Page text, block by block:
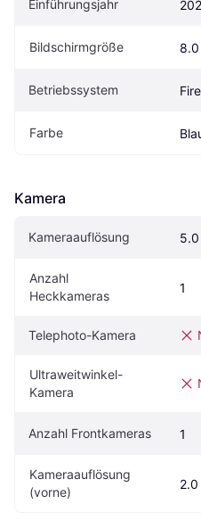
Einführungsjahr
Bildschirmgröße 8.0
Betriebssystem
Farbe
Kamera
Kameraauflösung 5.0
Anzahl
Heckkameras
1
Telephoto-Kamera
Ultraweitwinkel-
Kamera
Anzahl Frontkameras 1
Kameraauflösung
(vorne)
2.0